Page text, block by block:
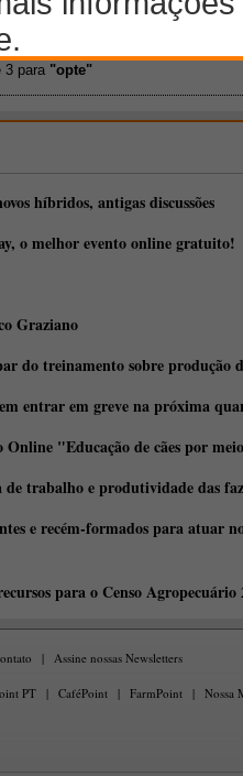
3 para "opte"
híbridos, antigas discussões
o melhor evento online gratuito!
Graziano
do treinamento sobre produção
entrar em greve na próxima
Online "Educação de cães por
trabalho e produtividade das
e recém-formados para atuar
para o Censo Agropecuário
| Assine nossas Newsletters
PT | CaféPoint | FarmPoint | Nossa